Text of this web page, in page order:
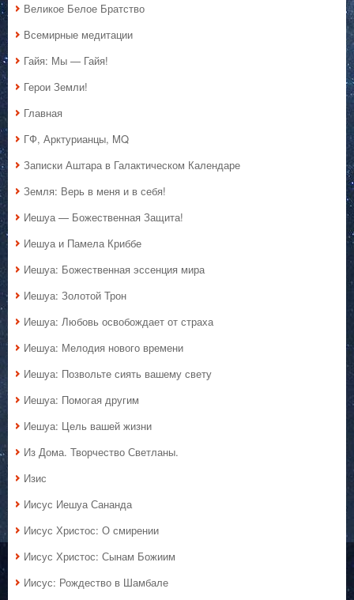
Великое Белое Братство
Всемирные медитации
Гайя: Мы — Гайя!
Герои Земли!
Главная
ГФ, Арктурианцы, MQ
Записки Аштара в Галактическом Календаре
Земля: Верь в меня и в себя!
Иешуа — Божественная Защита!
Иешуа и Памела Криббе
Иешуа: Божественная эссенция мира
Иешуа: Золотой Трон
Иешуа: Любовь освобождает от страха
Иешуа: Мелодия нового времени
Иешуа: Позвольте сиять вашему свету
Иешуа: Помогая другим
Иешуа: Цель вашей жизни
Из Дома. Творчество Светланы.
Изис
Иисус Иешуа Сананда
Иисус Христос: О смирении
Иисус Христос: Сынам Божиим
Иисус: Рождество в Шамбале